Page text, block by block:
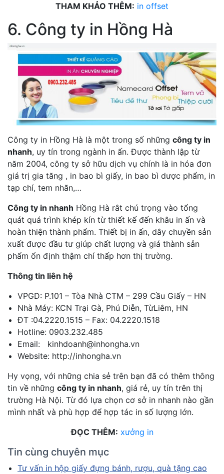
THAM KHẢO THÊM: in offset
6. Công ty in Hồng Hà
Công ty in Hồng Hà là một trong số những công ty in
nhanh, uy tín trong ngành in ấn. Được thành lập từ
năm 2004, công ty sở hữu dịch vụ chính là in hóa đơn
giá trị gia tăng , in bao bì giấy, in bao bì dược phẩm, in
tạp chí, tem nhãn,…
Công ty in nhanh Hồng Hà rât chú trọng vào tổng
quát quá trình khép kín từ thiết kế đến khâu in ấn và
hoàn thiện thành phẩm. Thiết bị in ấn, dây chuyền sản
xuất được đầu tư giúp chất lượng và giá thành sản
phẩm ổn định thậm chí thấp hơn thị trường.
Thông tin liên hệ
VPGD: P.101 – Tòa Nhà CTM – 299 Cầu Giấy – HN
Nhà Máy: KCN Trại Gà, Phú Diễn, TừLiêm, HN
ĐT :04.2220.1515 – Fax: 04.2220.1518
Hotline: 0903.232.485
Email: kinhdoanh@inhongha.vn
Website: http://inhongha.vn
Hy vọng, với những chia sẻ trên bạn đã có thêm thông
tin về những công ty in nhanh, giá rẻ, uy tín trên thị
trường Hà Nội. Từ đó lựa chọn cơ sở in nhanh nào gần
mình nhất và phù hợp để hợp tác in số lượng lớn.
ĐỌC THÊM: xưởng in
Tin cùng chuyên mục
Tư vấn in hộp giấy đựng bánh, rượu, quà tặng cao